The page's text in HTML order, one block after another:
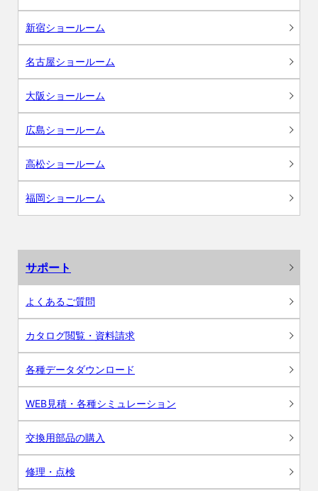
新宿ショールーム
名古屋ショールーム
大阪ショールーム
広島ショールーム
高松ショールーム
福岡ショールーム
サポート
よくあるご質問
カタログ閲覧・資料請求
各種データダウンロード
WEB見積・各種シミュレーション
交換用部品の購入
修理・点検